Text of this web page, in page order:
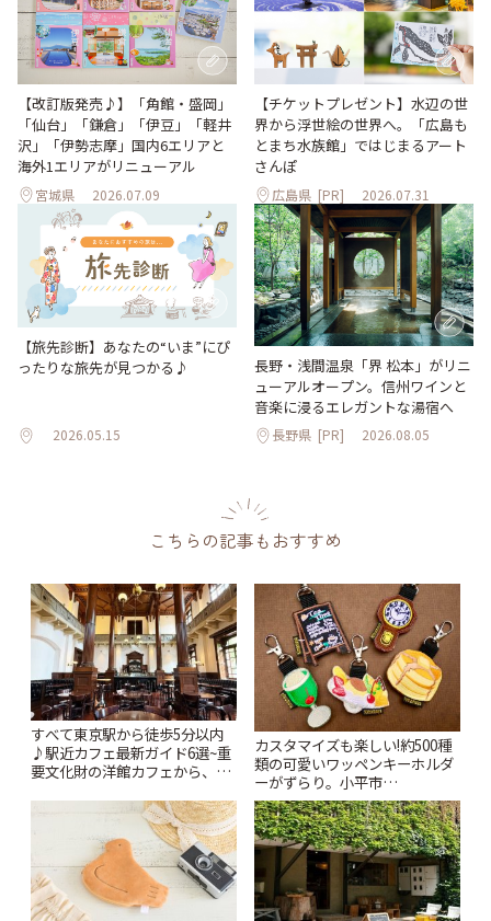
【改訂版発売♪】「角館・盛岡」
「仙台」「鎌倉」「伊豆」「軽井
沢」「伊勢志摩」国内6エリアと
海外1エリアがリニューアル
宮城県 2026.07.09
【チケットプレゼント】水辺の世
界から浮世絵の世界へ。「広島も
とまち水族館」ではじまるアート
さんぽ
広島県 [PR] 2026.07.31
【旅先診断】あなたの“いま”にぴ
ったりな旅先が見つかる♪
2026.05.15
長野・浅間温泉「界 松本」がリニ
ューアルオープン。信州ワインと
音楽に浸るエレガントな湯宿へ
長野県 [PR] 2026.08.05
こちらの記事もおすすめ
すべて東京駅から徒歩5分以内
♪駅近カフェ最新ガイド6選~重
要文化財の洋館カフェから、改
カスタマイズも楽しい!約500種
類の可愛いワッペンキーホルダ
ーがずらり。小平市
「Kimamaya T&K」 | ことりっ
ぷ